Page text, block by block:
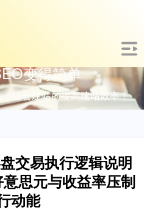
变得简单
让会建站的提高建站效率！
交易执行逻辑说明
思元与收益率压制
动能